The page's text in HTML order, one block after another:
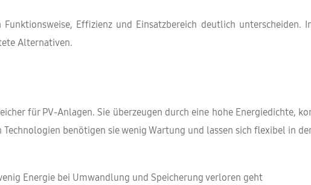
Effizienz und Einsatzbereich deutlich unterscheiden.
Alternativen.
für PV-Anlagen. Sie überzeugen durch eine hohe Energiedichte,
benötigen sie wenig Wartung und lassen sich flexibel in
Energie bei Umwandlung und Speicherung verloren geht